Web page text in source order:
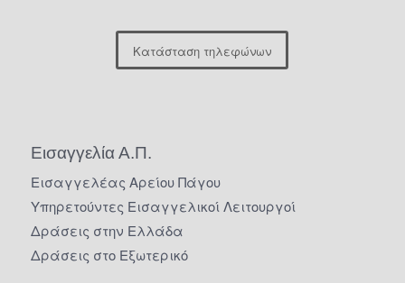
Κατάσταση τηλεφώνων
Εισαγγελία Α.Π.
Εισαγγελέας Αρείου Πάγου
Υπηρετούντες Εισαγγελικοί Λειτουργοί
Δράσεις στην Ελλάδα
Δράσεις στο Εξωτερικό